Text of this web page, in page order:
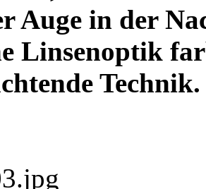
Auge in der
Linsenoptik